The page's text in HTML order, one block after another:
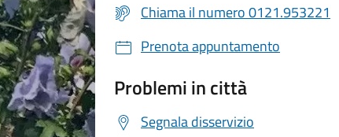
Chiama il numero 0121.953221
Prenota appuntamento
Problemi in città
Segnala disservizio